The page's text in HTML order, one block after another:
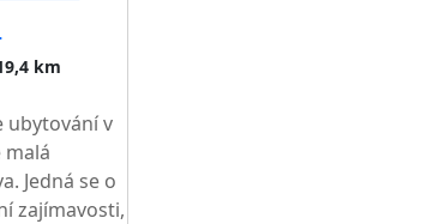
km
ubytování v
malá
Jedná se o
zajímavosti,